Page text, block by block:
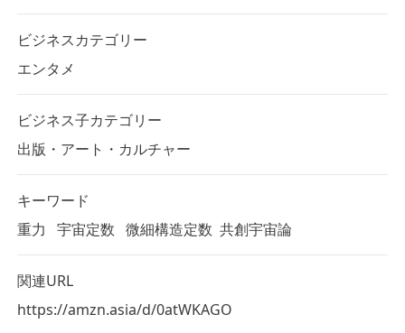
ビジネスカテゴリー
エンタメ
ビジネス子カテゴリー
出版・アート・カルチャー
キーワード
重力
宇宙定数 微細構造定数 共創宇宙論
関連URL
https://amzn.asia/d/0atWKAGO